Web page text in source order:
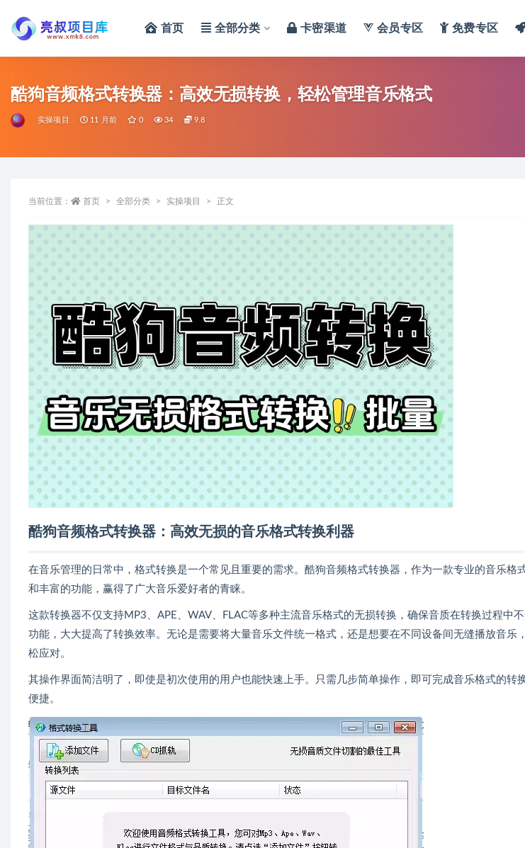
首页 全部分类 卡密渠道 会员专区 免费专区
酷狗音频格式转换器：高效无损转换，轻松管理音乐格式
实操项目 11 月前 0 34 9.8
当前位置： 首页 全部分类 实操项目 正文
酷狗音频格式转换器：高效无损的音乐格式转换利器
在音乐管理的日常中，格式转换是一个常见且重要的需求。酷狗音频格式转换器，作为一款专业的音乐格
和丰富的功能，赢得了广大音乐爱好者的青睐。
这款转换器不仅支持MP3、APE、WAV、FLAC等多种主流音乐格式的无损转换，确保音质在转换过程中
功能，大大提高了转换效率。无论是需要将大量音乐文件统一格式，还是想要在不同设备间无缝播放音乐
松应对。
其操作界面简洁明了，即使是初次使用的用户也能快速上手。只需几步简单操作，即可完成音乐格式的转
便捷。